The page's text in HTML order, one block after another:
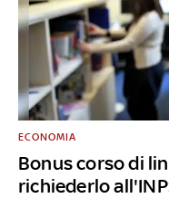
Bonus corso di
richiederlo
ECONOMIA